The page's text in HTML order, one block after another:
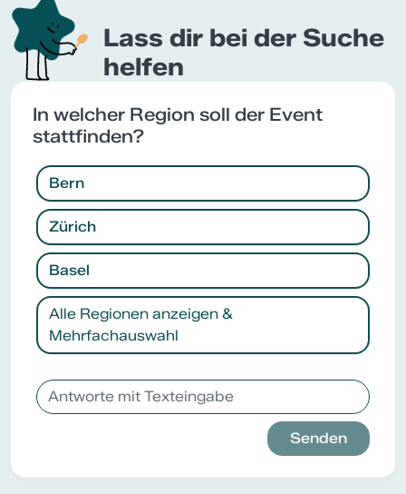
Lass dir bei der Suche
helfen
In welcher Region soll der Event
stattfinden?
Bern
Zürich
Basel
Alle Regionen anzeigen &
Mehrfachauswahl
Senden